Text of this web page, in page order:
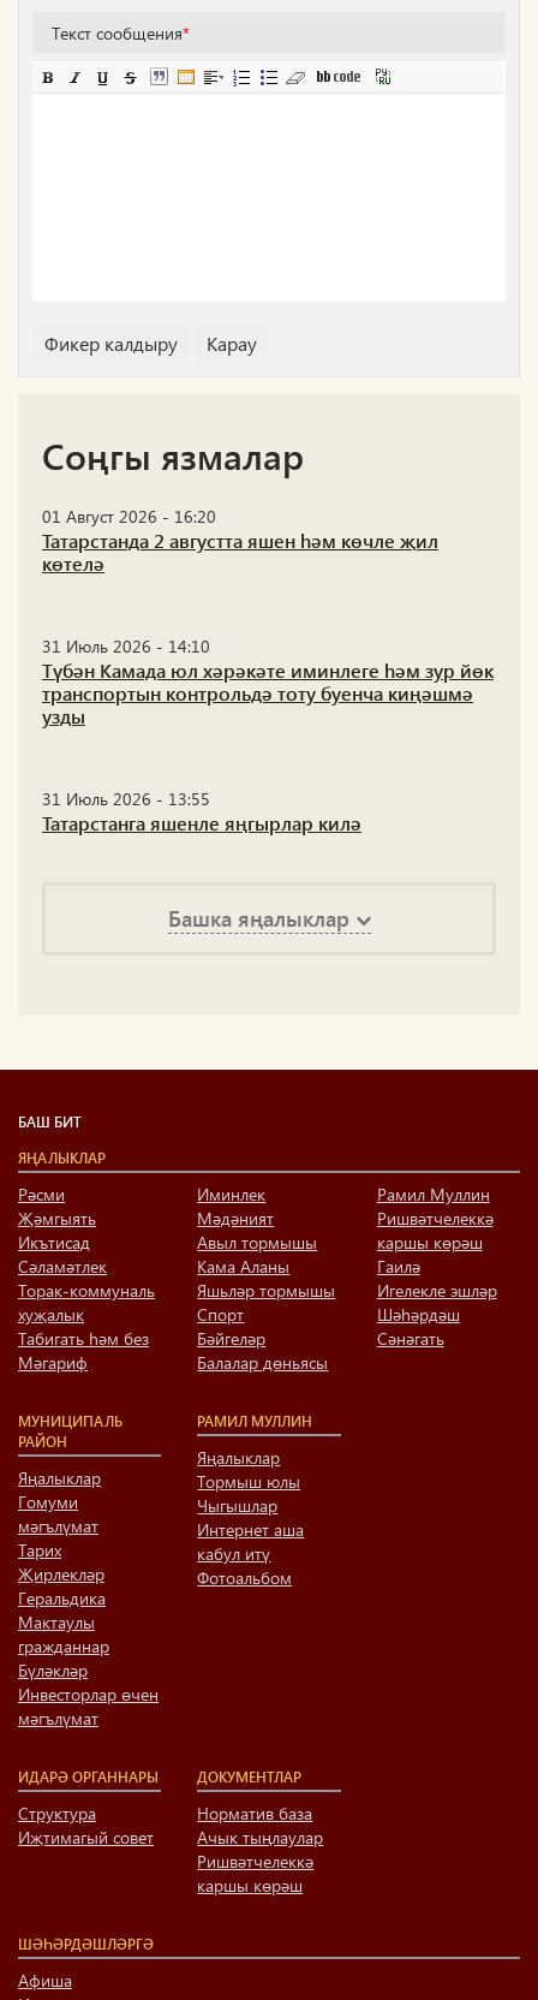
Текст сообщения*
Соңгы язмалар
01 Август 2026 - 16:20
Татарстанда 2 августта яшен һәм көчле җил
көтелә
31 Июль 2026 - 14:10
Түбән Камада юл хәрәкәте иминлеге һәм зур йөк
транспортын контрольдә тоту буенча киңәшмә
узды
31 Июль 2026 - 13:55
Татарстанга яшенле яңгырлар килә
Башка яңалыклар
БАШ БИТ
ЯҢАЛЫКЛАР
Рәсми
Җәмгыять
Икътисад
Сәламәтлек
Торак-коммуналь
хуҗалык
Табигать һәм без
Мәгариф
Иминлек
Мәдәният
Авыл тормышы
Кама Аланы
Яшьләр тормышы
Спорт
Бәйгеләр
Балалар дөньясы
Рамил Муллин
Ришвәтчелеккә
каршы көрәш
Гаилә
Игелекле эшләр
Шәһәрдәш
Сәнәгать
МУНИЦИПАЛЬ
РАЙОН
Яңалыклар
Гомуми
мәгълүмат
Тарих
Җирлекләр
Геральдика
Мактаулы
гражданнар
Бүләкләр
Инвесторлар өчен
мәгълүмат
РАМИЛ МУЛЛИН
Яңалыклар
Тормыш юлы
Чыгышлар
Интернет аша
кабул итү
Фотоальбом
ИДАРӘ ОРГАННАРЫ
Структура
Иҗтимагый совет
ДОКУМЕНТЛАР
Норматив база
Ачык тыңлаулар
Ришвәтчелеккә
каршы көрәш
ШӘҺӘРДӘШЛӘРГӘ
Афиша